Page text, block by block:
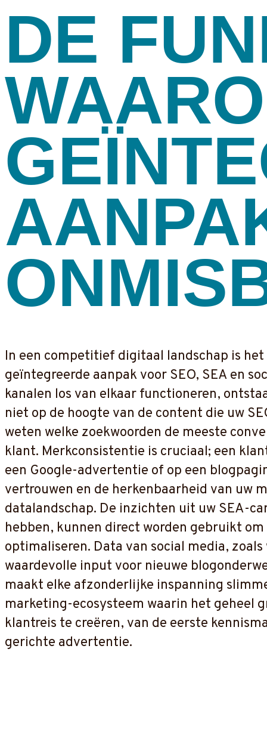
DE
In een competitief digitaal landschap is
geïntegreerde aanpak voor SEO, SEA en
kanalen los van elkaar functioneren,
niet op de hoogte van de content die uw
weten welke zoekwoorden de meeste
klant. Merkconsistentie is cruciaal; een
een Google-advertentie of op een
vertrouwen en de herkenbaarheid van uw
datalandschap. De inzichten uit uw SEA-
hebben, kunnen direct worden gebruikt
optimaliseren. Data van social media,
waardevolle input voor nieuwe
maakt elke afzonderlijke inspanning
marketing-ecosysteem waarin het geheel
klantreis te creëren, van de eerste
gerichte advertentie.